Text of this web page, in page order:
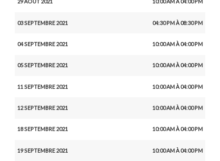
29 AOÛT 2021 10:00 AM À 04:00 PM
03 SEPTEMBRE 2021 04:30 PM À 08:30 PM
04 SEPTEMBRE 2021 10:00 AM À 04:00 PM
05 SEPTEMBRE 2021 10:00 AM À 04:00 PM
11 SEPTEMBRE 2021 10:00 AM À 04:00 PM
12 SEPTEMBRE 2021 10:00 AM À 04:00 PM
18 SEPTEMBRE 2021 10:00 AM À 04:00 PM
19 SEPTEMBRE 2021 10:00 AM À 04:00 PM